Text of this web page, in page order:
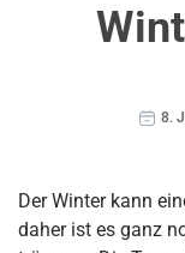
8.
Der Winter kann
daher ist es ganz